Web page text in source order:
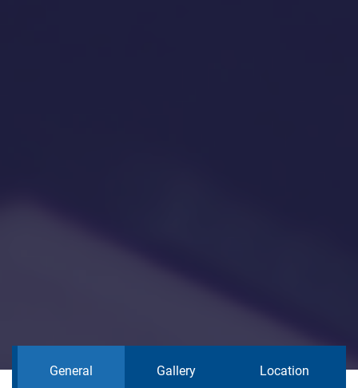
General Gallery Location